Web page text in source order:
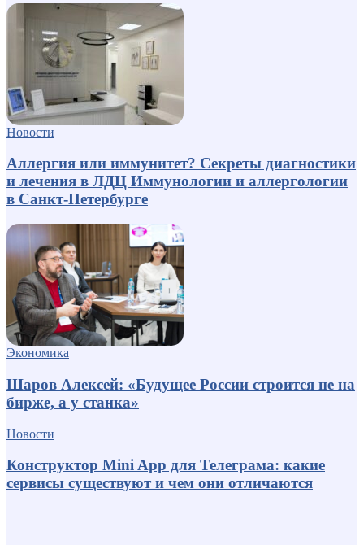
Новости
Аллергия или иммунитет? Секреты диагностики
и лечения в ЛДЦ Иммунологии и аллергологии
в Санкт-Петербурге
Экономика
Шаров Алексей: «Будущее России строится не на
бирже, а у станка»
Новости
Конструктор Mini App для Телеграма: какие
сервисы существуют и чем они отличаются